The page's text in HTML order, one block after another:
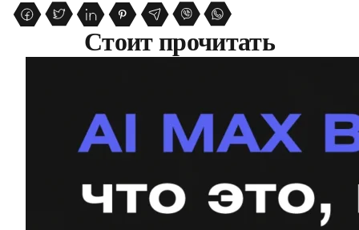
Стоит прочитать